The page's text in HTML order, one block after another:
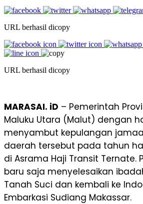
URL berhasil dicopy
URL berhasil dicopy
MARASAI. iD – Pemerintah
Maluku Utara (Malut) dengan
menyambut kepulangan
daerah tersebut pada tahun
di Asrama Haji Transit Ternate.
baru saja menyelesaikan
Tanah Suci dan kembali ke
Embarkasi Sudiang Makassar.